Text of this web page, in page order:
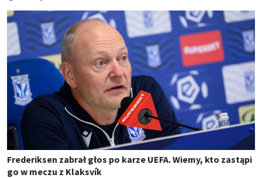
Frederiksen zabrał głos po karze UEFA. Wiemy, kto zastąpi
go w meczu z Klaksvík